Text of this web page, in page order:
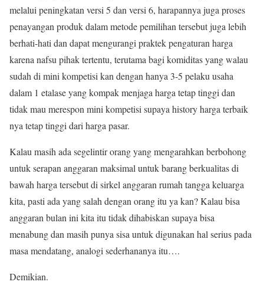
melalui peningkatan versi 5 dan versi 6, harapannya juga proses
penayangan produk dalam metode pemilihan tersebut juga lebih
berhati-hati dan dapat mengurangi praktek pengaturan harga
karena nafsu pihak tertentu, terutama bagi komiditas yang walau
sudah di mini kompetisi kan dengan hanya 3-5 pelaku usaha
dalam 1 etalase yang kompak menjaga harga tetap tinggi dan
tidak mau merespon mini kompetisi supaya history harga terbaik
nya tetap tinggi dari harga pasar.
Kalau masih ada segelintir orang yang mengarahkan berbohong
untuk serapan anggaran maksimal untuk barang berkualitas di
bawah harga tersebut di sirkel anggaran rumah tangga keluarga
kita, pasti ada yang salah dengan orang itu ya kan? Kalau bisa
anggaran bulan ini kita itu tidak dihabiskan supaya bisa
menabung dan masih punya sisa untuk digunakan hal serius pada
masa mendatang, analogi sederhananya itu….
Demikian.